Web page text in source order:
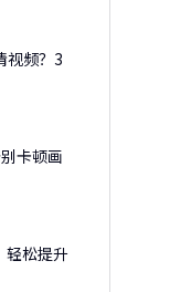
视频？3
卡顿画
轻松提升